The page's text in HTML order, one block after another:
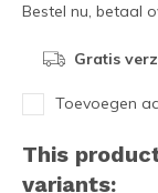
Bestel nu, betaal
Gratis
Toevoegen
This
variants: